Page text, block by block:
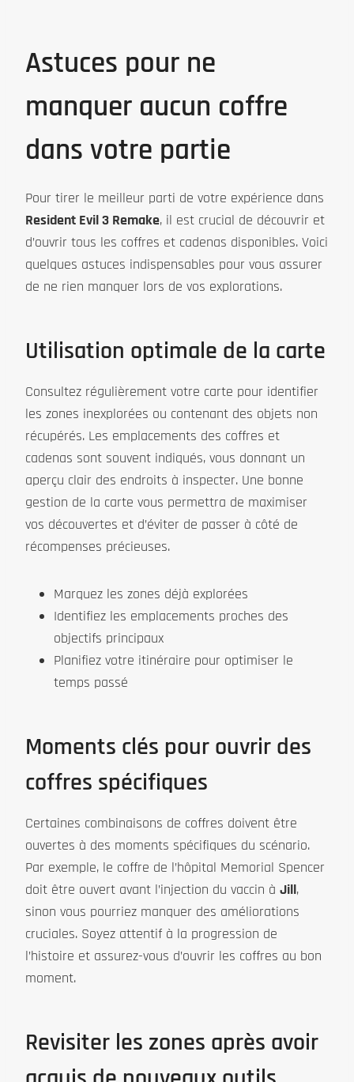
Astuces pour ne
manquer aucun coffre
dans votre partie
Pour tirer le meilleur parti de votre expérience dans
Resident Evil 3 Remake, il est crucial de découvrir et
d’ouvrir tous les coffres et cadenas disponibles. Voici
quelques astuces indispensables pour vous assurer
de ne rien manquer lors de vos explorations.
Utilisation optimale de la carte
Consultez régulièrement votre carte pour identifier
les zones inexplorées ou contenant des objets non
récupérés. Les emplacements des coffres et
cadenas sont souvent indiqués, vous donnant un
aperçu clair des endroits à inspecter. Une bonne
gestion de la carte vous permettra de maximiser
vos découvertes et d’éviter de passer à côté de
récompenses précieuses.
Marquez les zones déjà explorées
Identifiez les emplacements proches des
objectifs principaux
Planifiez votre itinéraire pour optimiser le
temps passé
Moments clés pour ouvrir des
coffres spécifiques
Certaines combinaisons de coffres doivent être
ouvertes à des moments spécifiques du scénario.
Par exemple, le coffre de l’hôpital Memorial Spencer
doit être ouvert avant l’injection du vaccin à Jill,
sinon vous pourriez manquer des améliorations
cruciales. Soyez attentif à la progression de
l’histoire et assurez-vous d’ouvrir les coffres au bon
moment.
Revisiter les zones après avoir